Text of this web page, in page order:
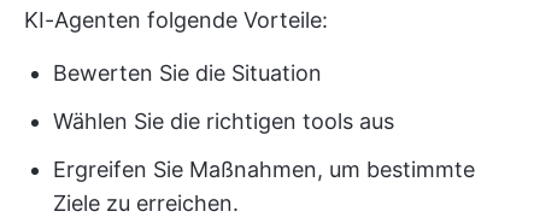
KI-Agenten folgende Vorteile:
Bewerten Sie die Situation
Wählen Sie die richtigen tools aus
Ergreifen Sie Maßnahmen, um bestimmte
Ziele zu erreichen.